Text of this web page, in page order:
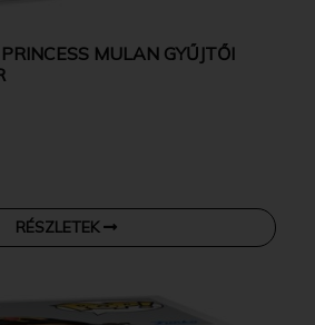
MULAN GYŰJTŐI
RÉSZLETEK